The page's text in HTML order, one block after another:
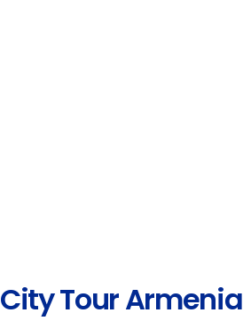
City Tour Armenia